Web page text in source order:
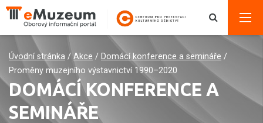
Úvodní stránka / Akce / Domácí konference a semináře /
Proměny muzejního výstavnictví 1990–2020
DOMÁCÍ KONFERENCE A
SEMINÁŘE